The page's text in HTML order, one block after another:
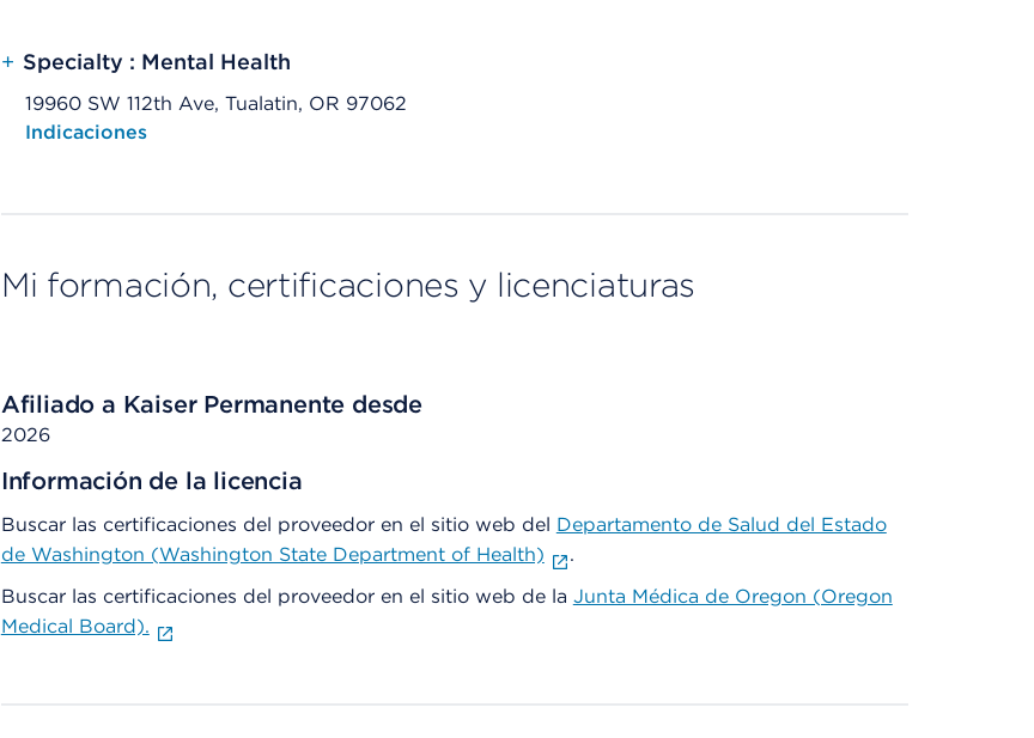
+ Specialty : Mental Health
19960 SW 112th Ave, Tualatin, OR 97062
Opens native map application on mobile devices
Indicaciones
Mi formación, certificaciones y licenciaturas
Afiliado a Kaiser Permanente desde
2026
Información de la licencia
Buscar las certificaciones del proveedor en el sitio web del Departamento de Salud del Estado
de Washington (Washington State Department of Health)
.
Buscar las certificaciones del proveedor en el sitio web de la Junta Médica de Oregon (Oregon
Medical Board).